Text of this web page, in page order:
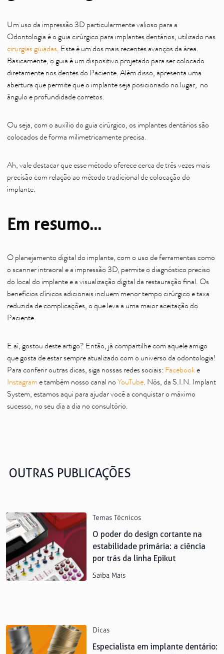
Um uso da impressão 3D particularmente valioso para a
Odontologia é o guia cirúrgico para implantes dentários, utilizado nas
cirurgias guiadas. Este é um dos mais recentes avanços da área.
Basicamente, o guia é um dispositivo projetado para ser colocado
diretamente nos dentes do Paciente. Além disso, apresenta uma
abertura que permite que o implante seja posicionado no lugar, no
ângulo e profundidade corretos.
Ou seja, com o auxílio do guia cirúrgico, os implantes dentários são
colocados de forma milimetricamente precisa.
Ah, vale destacar que esse método oferece cerca de três vezes mais
precisão com relação ao método tradicional de colocação do
implante.
Em resumo…
O planejamento digital do implante, com o uso de ferramentas como
o scanner intraoral e a impressão 3D, permite o diagnóstico preciso
do local do implante e a visualização digital da restauração final. Os
benefícios clínicos adicionais incluem menor tempo cirúrgico e taxa
reduzida de complicações, o que leva a uma maior aceitação do
Paciente.
E aí, gostou deste artigo? Então, já compartilhe com aquele amigo
que gosta de estar sempre atualizado com o universo da odontologia!
Para conferir outras dicas, siga nossas redes sociais: Facebooke
Instagram e também nosso canal no YouTube. Nós, da S.I.N. Implant
System, estamos aqui para ajudar você a conquistar o máximo
sucesso, no seu dia a dia no consultório.
OUTRAS PUBLICAÇÕES
Temas Técnicos
O poder do design cortante na
estabilidade primária: a ciência
por trás da linha Epikut
Saiba Mais
Dicas
Especialista em implante dentário: